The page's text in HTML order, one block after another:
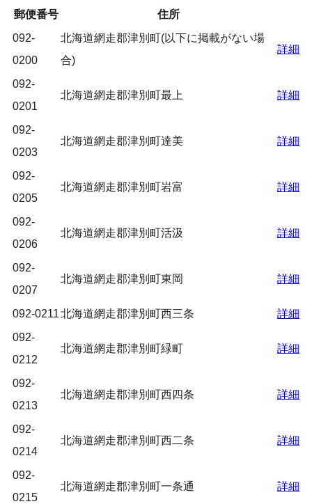
郵便番号
住所
092-
0200
北海道網走郡津別町(以下に掲載がない場
合)
詳細
092-
0201
北海道網走郡津別町最上 詳細
092-
0203
北海道網走郡津別町達美 詳細
092-
0205
北海道網走郡津別町岩富 詳細
092-
0206
北海道網走郡津別町活汲 詳細
092-
0207
北海道網走郡津別町東岡 詳細
092-0211北海道網走郡津別町西三条
詳細
092-
0212
北海道網走郡津別町緑町 詳細
092-
0213
北海道網走郡津別町西四条 詳細
092-
0214
北海道網走郡津別町西二条 詳細
092-
0215
北海道網走郡津別町一条通 詳細